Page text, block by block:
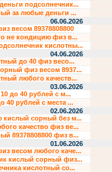
подсолнечник...
за любые деньги ...
06.06.2026
весом 89378808800
не кондицию физ в...
кислотны...
04.06.2026
до 40 физ весо...
физ весом 8937...
любого качеств...
03.06.2026
до 40 рублей с м...
40 рублей с места ...
02.06.2026
кислый сорный без м...
качество физ ве...
89378808800 физ в...
01.06.2026
весом любого каче...
кислый сорный физ...
кислотный со...